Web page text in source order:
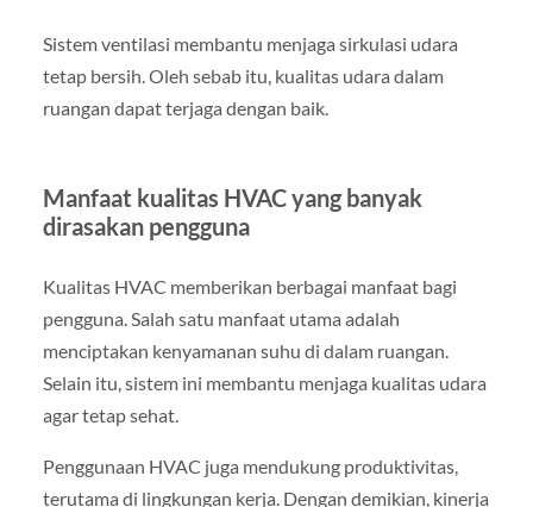
Sistem ventilasi membantu menjaga sirkulasi udara
tetap bersih. Oleh sebab itu, kualitas udara dalam
ruangan dapat terjaga dengan baik.
Manfaat kualitas HVAC yang banyak
dirasakan pengguna
Kualitas HVAC memberikan berbagai manfaat bagi
pengguna. Salah satu manfaat utama adalah
menciptakan kenyamanan suhu di dalam ruangan.
Selain itu, sistem ini membantu menjaga kualitas udara
agar tetap sehat.
Penggunaan HVAC juga mendukung produktivitas,
terutama di lingkungan kerja. Dengan demikian, kinerja